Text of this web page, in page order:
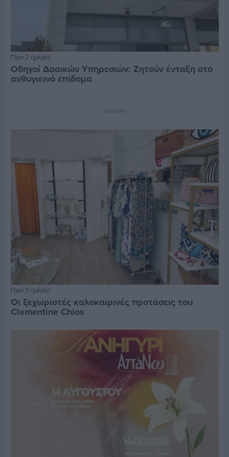
Πριν 2 ημέρες
Οδηγοί Δασικών Υπηρεσιών: Ζητούν ένταξη στο
ανθυγιεινό επίδομα
Διαφήμιση
Πριν 3 ημέρες
Οι ξεχωριστές καλοκαιρινές προτάσεις του
Clementine Chios